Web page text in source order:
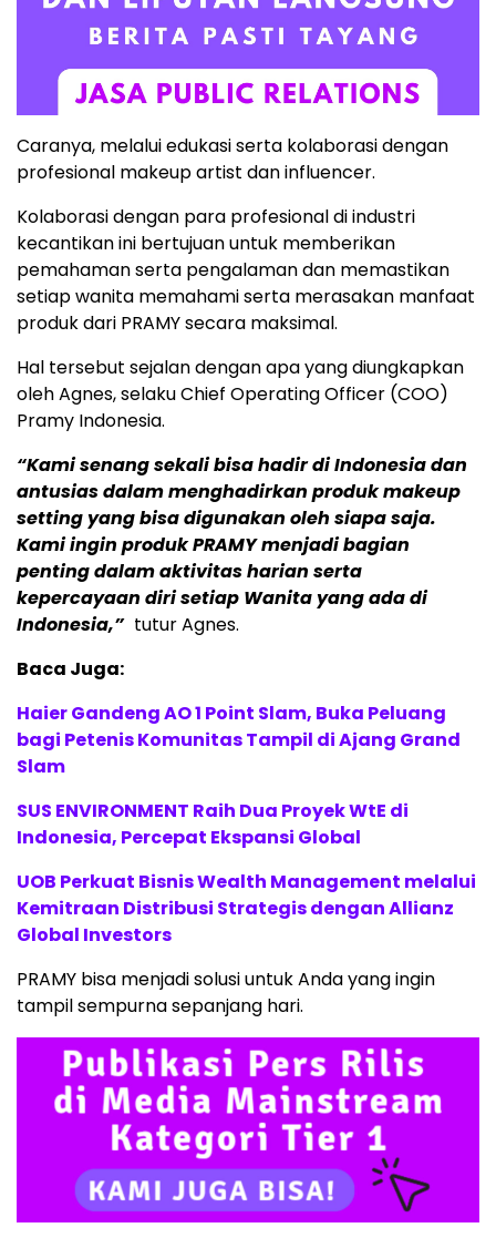
Caranya, melalui edukasi serta kolaborasi dengan
profesional makeup artist dan influencer.
Kolaborasi dengan para profesional di industri
kecantikan ini bertujuan untuk memberikan
pemahaman serta pengalaman dan memastikan
setiap wanita memahami serta merasakan manfaat
produk dari PRAMY secara maksimal.
Hal tersebut sejalan dengan apa yang diungkapkan
oleh Agnes, selaku Chief Operating Officer (COO)
Pramy Indonesia.
“Kami senang sekali bisa hadir di Indonesia dan
antusias dalam menghadirkan produk makeup
setting yang bisa digunakan oleh siapa saja.
Kami ingin produk PRAMY menjadi bagian
penting dalam aktivitas harian serta
kepercayaan diri setiap Wanita yang ada di
Indonesia,” tutur Agnes.
Baca Juga:
Haier Gandeng AO 1 Point Slam, Buka Peluang
bagi Petenis Komunitas Tampil di Ajang Grand
Slam
SUS ENVIRONMENT Raih Dua Proyek WtE di
Indonesia, Percepat Ekspansi Global
UOB Perkuat Bisnis Wealth Management melalui
Kemitraan Distribusi Strategis dengan Allianz
Global Investors
PRAMY bisa menjadi solusi untuk Anda yang ingin
tampil sempurna sepanjang hari.